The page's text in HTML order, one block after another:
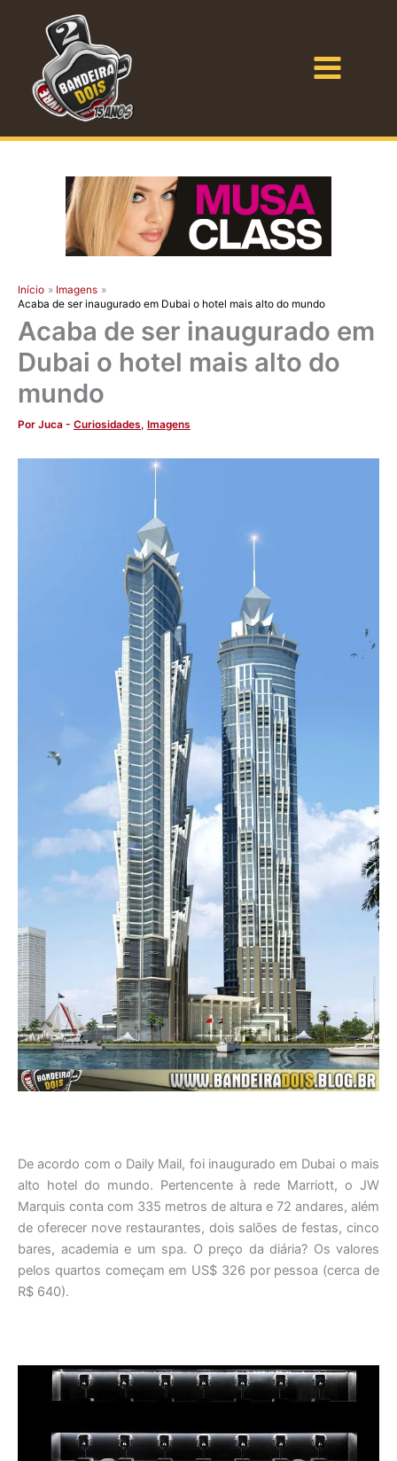
conteúdo
Início
Imagens
Acaba de ser inaugurado em Dubai o hotel mais alto do mundo
Acaba de ser inaugurado em
Dubai o hotel mais alto do
mundo
Por Juca - Curiosidades, Imagens
De acordo com o Daily Mail, foi inaugurado em Dubai o mais
alto hotel do mundo. Pertencente à rede Marriott, o JW
Marquis conta com 335 metros de altura e 72 andares, além
de oferecer nove restaurantes, dois salões de festas, cinco
bares, academia e um spa. O preço da diária? Os valores
pelos quartos começam em US$ 326 por pessoa (cerca de
R$ 640).